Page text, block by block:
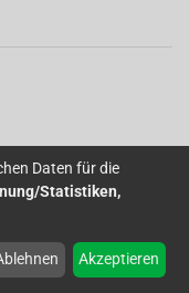
Daten für die
Statistiken,
Akzeptieren